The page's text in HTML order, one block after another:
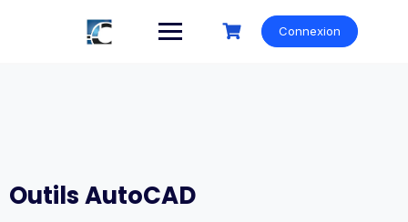
Connexion
Outils AutoCAD